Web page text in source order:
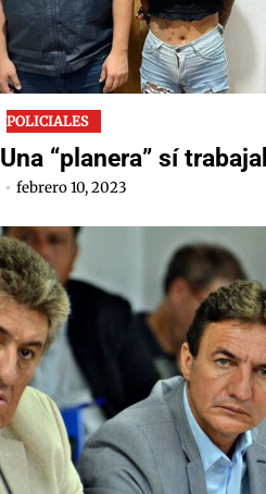
POLICIALES
Una “planera” sí
febrero 10, 2023